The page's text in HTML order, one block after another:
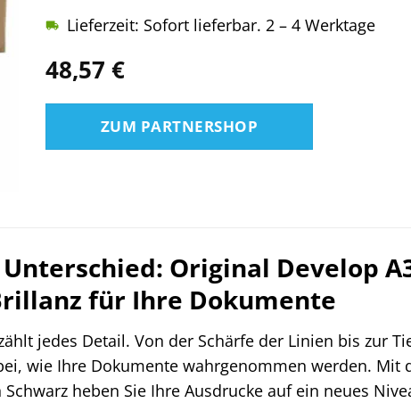
48,57 €
Lieferzeit: Sofort lieferbar. 2 – 4 Werktage
ZUM PARTNERSHOP
Original Develop
für Ihre Dokumente
jedes Detail. Von der Schärfe der Linien bis zur
wie Ihre Dokumente wahrgenommen werden. Mit
Schwarz heben Sie Ihre Ausdrucke auf ein neues